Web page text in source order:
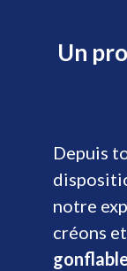
Un
Depuis
notre
créons